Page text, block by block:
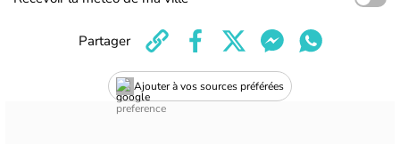
Ajouter à vos sources préférées
Partager